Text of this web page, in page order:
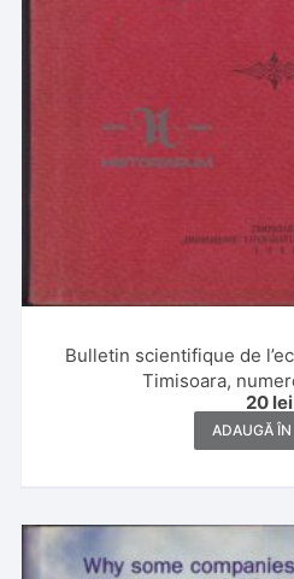
Bulletin scientifique de
Timisoara,
20 lei
ADAUGĂ ÎN